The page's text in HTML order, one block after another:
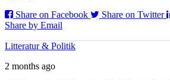
Share on Facebook
Share on Twitter
Share by Email
Litteratur & Politik
2 months ago